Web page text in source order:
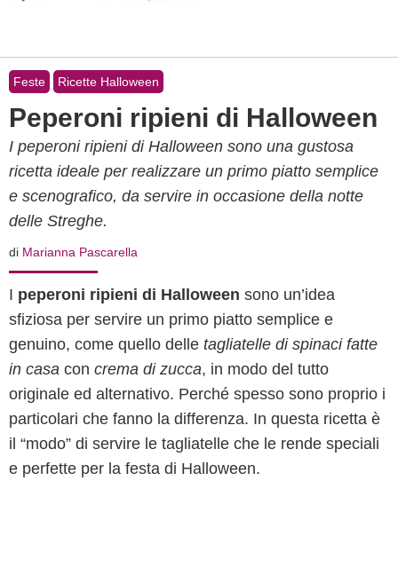
Feste Ricette Halloween
Peperoni ripieni di Halloween
I peperoni ripieni di Halloween sono una gustosa
ricetta ideale per realizzare un primo piatto semplice
e scenografico, da servire in occasione della notte
delle Streghe.
di Marianna Pascarella
I peperoni ripieni di Halloween sono un’idea
sfiziosa per servire un primo piatto semplice e
genuino, come quello delle tagliatelle di spinaci fatte
in casa con crema di zucca, in modo del tutto
originale ed alternativo. Perché spesso sono proprio i
particolari che fanno la differenza. In questa ricetta è
il “modo” di servire le tagliatelle che le rende speciali
e perfette per la festa di Halloween.